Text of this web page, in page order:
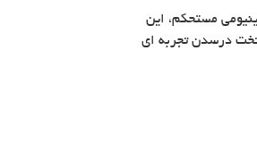
مستحکم، این
تخت درسدن تجربه ای